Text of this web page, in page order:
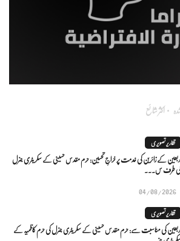
اکثر شائع
تقاریر تصویری
کے زائرین کی خدمت پر خراجِ تحسین: حرم مقدس حسینی کے سکریٹری جنرل
طرف س...
04/08/2026
تقاریر تصویری
کی مناسبت سے: حرم مقدس حسینی کے سکریٹری جنرل کی حرم کاظمیہ کے